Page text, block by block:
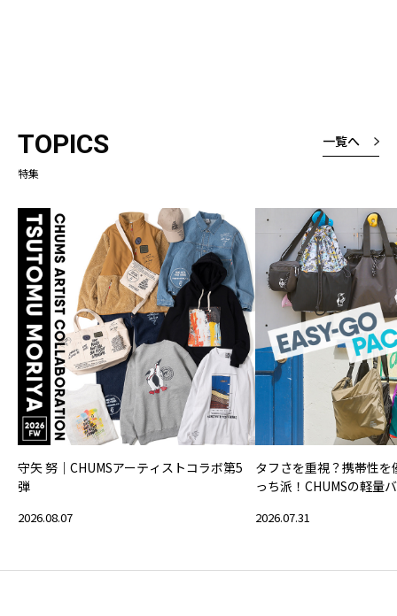
TOPICS
特集
一覧へ
守矢 努｜CHUMSアーティストコラボ第5
弾
2026.08.07
タフさを重視？携帯性
っち派！CHUMSの軽量
2026.07.31